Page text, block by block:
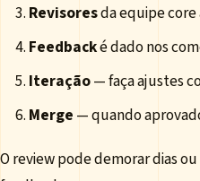
Revisoresda equipe core
Feedbacké dado nos
Iteração— faça ajustes
Merge — quando
O review pode demorar dias